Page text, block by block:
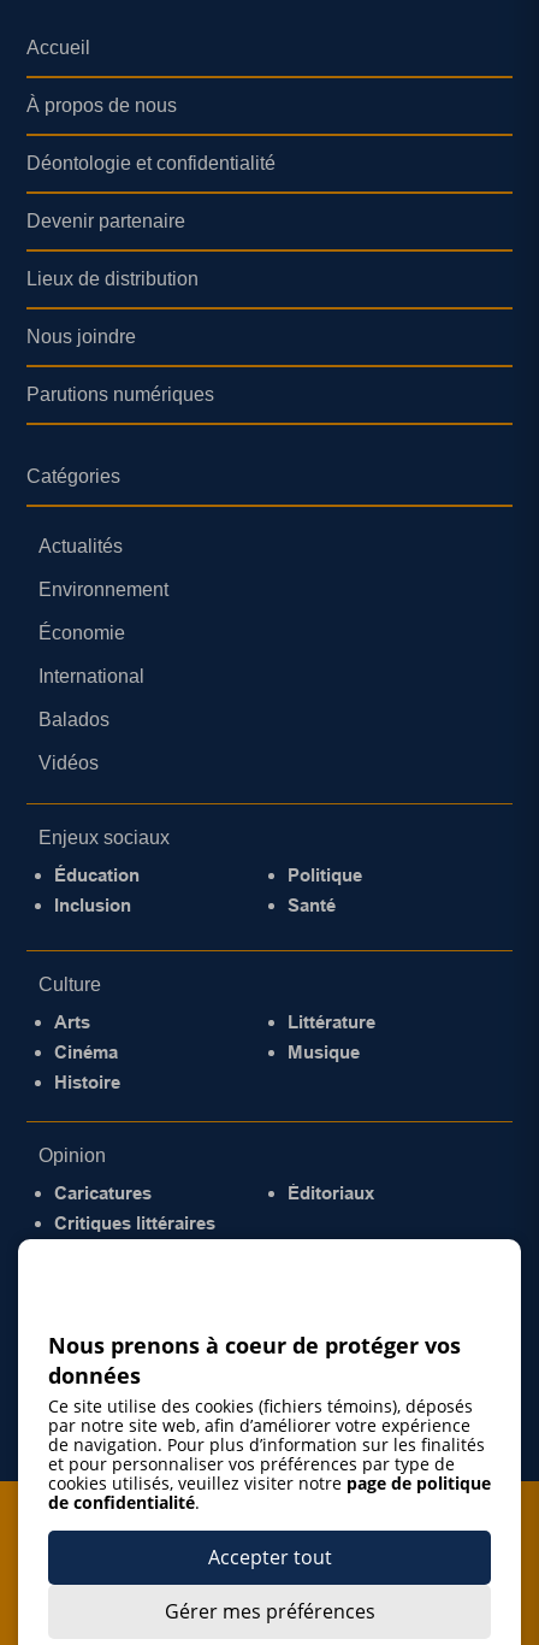
Accueil
À propos de nous
Déontologie et confidentialité
Devenir partenaire
Lieux de distribution
Nous joindre
Parutions numériques
Catégories
Actualités
Environnement
Économie
International
Balados
Vidéos
Enjeux sociaux
Éducation
Inclusion
Politique
Santé
Culture
Arts
Cinéma
Histoire
Littérature
Musique
Opinion
Caricatures
Critiques littéraires
Éditoriaux
Je m'abonne à l'infolettre
J’accepte de m’abonner à l’infolettre de La Gazette de la
Nous prenons à coeur de protéger vos
données
Ce site utilise des cookies (fichiers témoins), déposés
par notre site web, afin d’améliorer votre expérience
de navigation. Pour plus d’information sur les finalités
et pour personnaliser vos préférences par type de
cookies utilisés, veuillez visiter notre page de politique
de confidentialité.
Accepter tout
Gérer mes préférences